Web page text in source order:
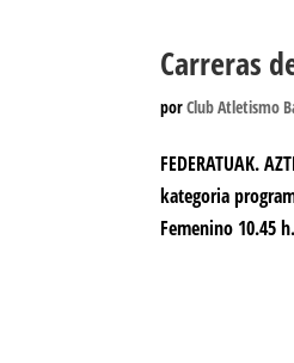
Carreras
porClub Atletismo
FEDERATUAK.
kategoria
Femenino 10.45